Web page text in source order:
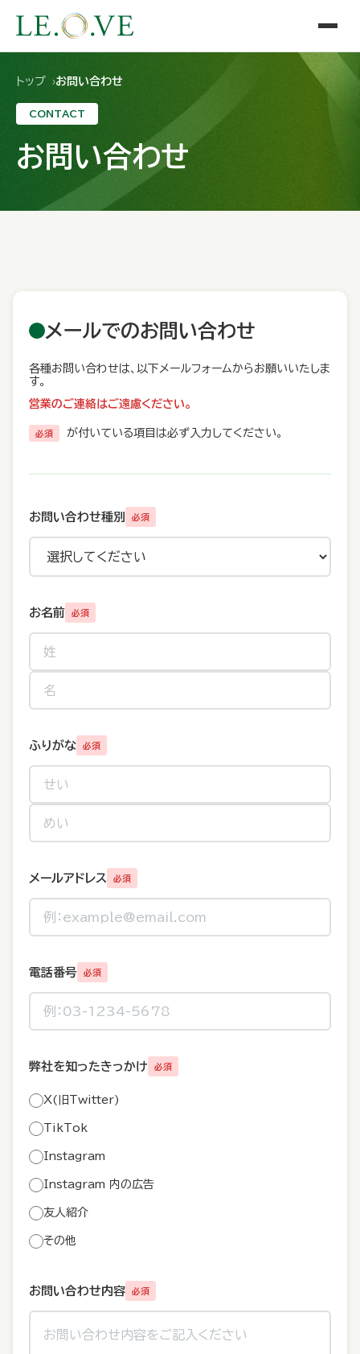
トップ お問い合わせ
CONTACT
お問い合わせ
メールでのお問い合わせ
各種お問い合わせは、以下メールフォームからお願いいたしま
す。
営業のご連絡はご遠慮ください。
必須 が付いている項目は必ず入力してください。
お問い合わせ種別 必須
お名前 必須
ふりがな 必須
メールアドレス 必須
電話番号 必須
弊社を知ったきっかけ 必須
X(旧Twitter)
TikTok
Instagram
Instagram 内の広告
友人紹介
その他
お問い合わせ内容 必須